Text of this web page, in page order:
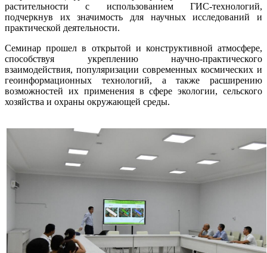
растительности с использованием ГИС-технологий,
подчеркнув их значимость для научных исследований и
практической деятельности.
Семинар прошел в открытой и конструктивной атмосфере,
способствуя укреплению научно-практического
взаимодействия, популяризации современных космических и
геоинформационных технологий, а также расширению
возможностей их применения в сфере экологии, сельского
хозяйства и охраны окружающей среды.